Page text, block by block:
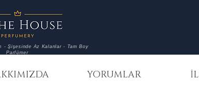
- Şişesinde Az Kalanlar - Tam Boy
Parfümer
YORUMLAR